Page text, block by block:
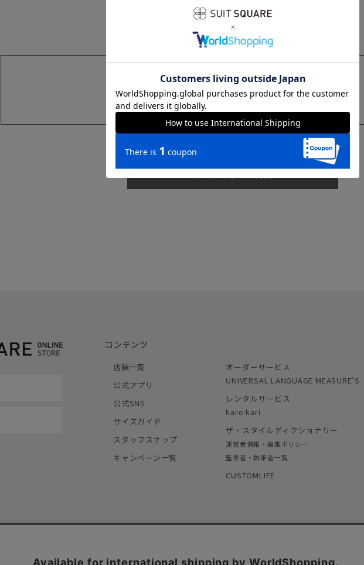
sms
コンテンツ
店舗一覧
公式アプリ
公式SNS
サイズガイド
スタッフスナップ
キャンペーン一覧
オーダーサービス
UNIVERSAL LANGUAGE MEASURE’S
レンタルサービス
hare:kari
ザ・スタイルディクショナリー
運営者情報・編集ポリシー
監修者・執筆者一覧
CUSTOMLIFE